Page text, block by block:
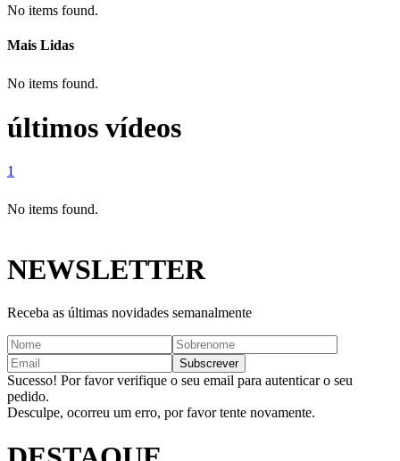
No items found.
Mais Lidas
No items found.
últimos vídeos
1
No items found.
NEWSLETTER
Receba as últimas novidades semanalmente
Sucesso! Por favor verifique o seu email para autenticar o seu
pedido.
Desculpe, ocorreu um erro, por favor tente novamente.